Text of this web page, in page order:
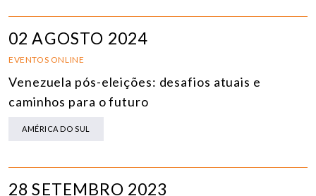
02 AGOSTO 2024
EVENTOS ONLINE
Venezuela pós-eleições: desafios atuais e
caminhos para o futuro
AMÉRICA DO SUL
28 SETEMBRO 2023